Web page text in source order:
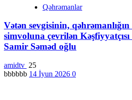
Qəhrəmanlar
Vətən sevgisinin,
simvoluna çevrilən
Samir Səməd oğlu
amidtv 25
bbbbbb 14 İyun 2026 0